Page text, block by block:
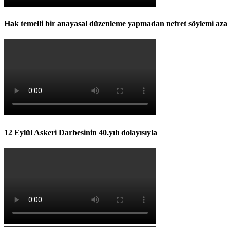
Hak temelli bir anayasal düzenleme yapmadan nefret söylemi
12 Eylül Askeri Darbesinin 40.yılı dolayısıyla